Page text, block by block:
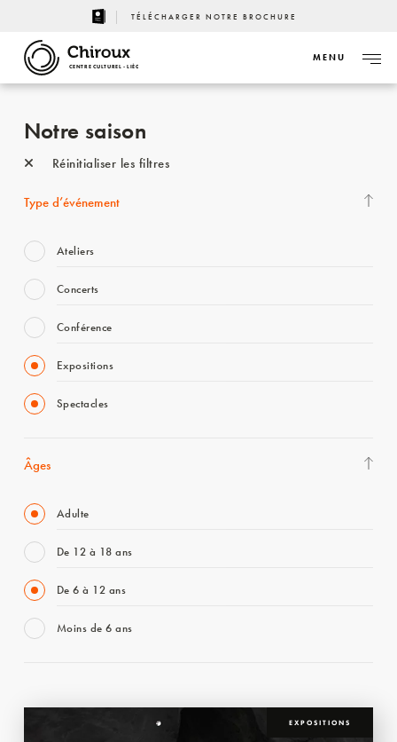
TÉLÉCHARGER NOTRE BROCHURE
CENTRE CULTUREL - LIÈGE
MENU
Notre saison
Réinitialiser les filtres
Type d’événement
Ateliers
Concerts
Conférence
Expositions
Spectacles
Âges
Adulte
De 12 à 18 ans
De 6 à 12 ans
Moins de 6 ans
EXPOSITIONS